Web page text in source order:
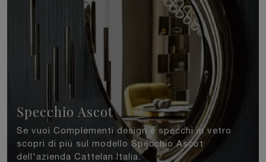
Specchio Ascot
Se vuoi Complementi design e specchi in vetro
scopri di più sul modello Specchio Ascot
dell'azienda Cattelan Italia.